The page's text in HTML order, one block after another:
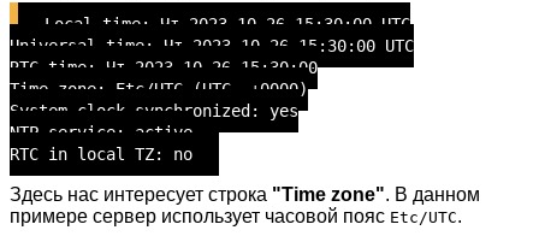
Local time: Чт 2023-10-26 15:30:00 UTC
Universal time: Чт 2023-10-26 15:30:00 UTC
RTC time: Чт 2023-10-26 15:30:00
Time zone: Etc/UTC (UTC, +0000)
System clock synchronized: yes
NTP service: active
RTC in local TZ: no
Здесь нас интересует строка "Time zone". В данном
примере сервер использует часовой пояс Etc/UTC.